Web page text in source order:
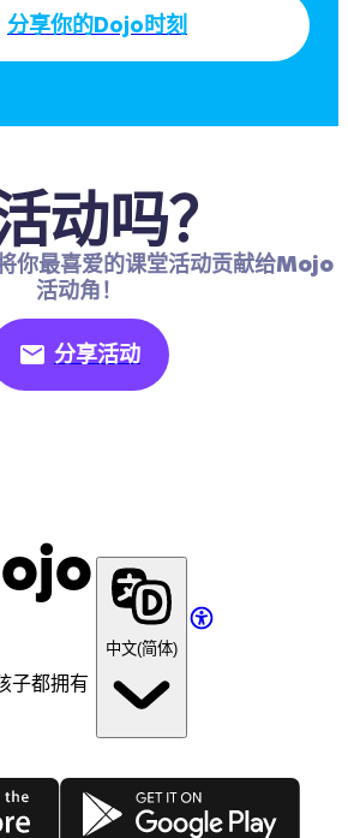
分享你的Dojo时刻
动吗？
你最喜爱的课堂活动贡献给Mojo
活动角！
分享活动
子都拥有
中文(简体)
Google Play